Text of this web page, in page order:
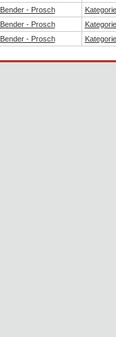
Bender - Prosch
Bender - Prosch
Bender - Prosch